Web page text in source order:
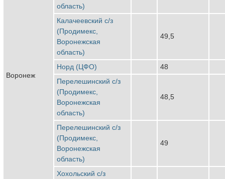
Воронеж
область)
Калачеевский с/з
(Продимекс,
Воронежская
область)
49,5
Норд (ЦФО)
48
Перелешинский с/з
(Продимекс,
Воронежская
область)
48,5
Перелешинский с/з
(Продимекс,
Воронежская
область)
49
Хохольский с/з